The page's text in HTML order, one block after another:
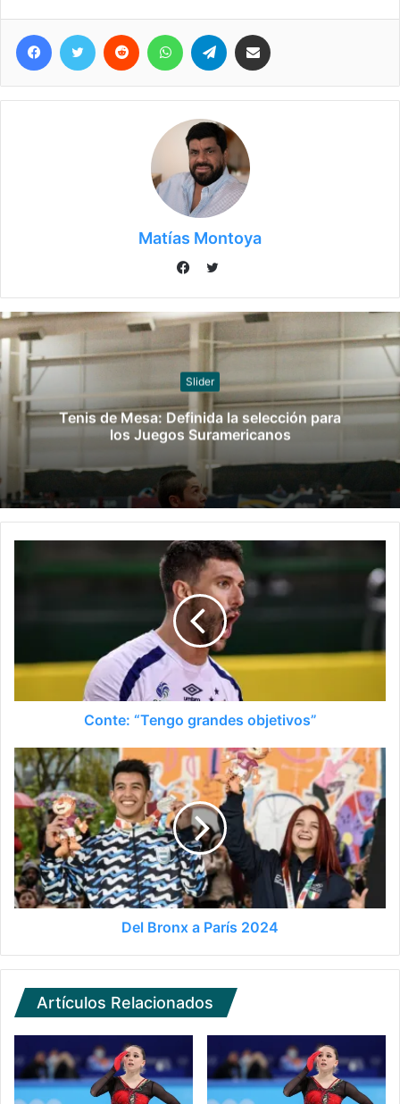
Facebook
Twitter Reddit WhatsAppTelegram
Matías Montoya
Twitter
Slider
Tenis de Mesa: Definida la selección para
los Juegos Suramericanos
Conte: “Tengo grandes objetivos”
Del Bronx a París 2024
Artículos Relacionados